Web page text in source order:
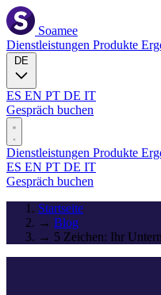
Soamee
Dienstleistungen Produkte
ES EN PT DE IT
Gespräch buchen
Dienstleistungen Produkte
ES EN PT DE IT
Gespräch buchen
Startseite
→ Blog
→ 5 Zeichen: Ihr